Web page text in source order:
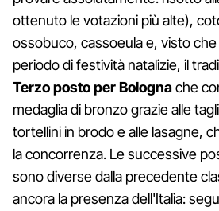
ottenuto le votazioni più alte),
ossobuco, cassoeula e, visto
periodo di festività natalizie, il
Terzo posto per Bolognache
medaglia di bronzo grazie alle
tortellini in brodo e alle lasagne,
la concorrenza. Le successive
sono diverse dalla precedente
ancora la presenza dell'Italia: